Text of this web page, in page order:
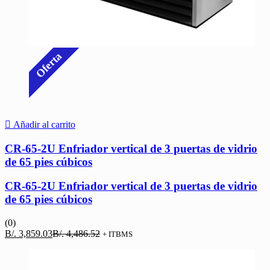
Oferta
Añadir al carrito
CR-65-2U Enfriador vertical de 3 puertas de vidrio
de 65 pies cúbicos
CR-65-2U Enfriador vertical de 3 puertas de vidrio
de 65 pies cúbicos
(0)
B/. 3,859.03El
B/.4,486.52 El
+ ITBMS